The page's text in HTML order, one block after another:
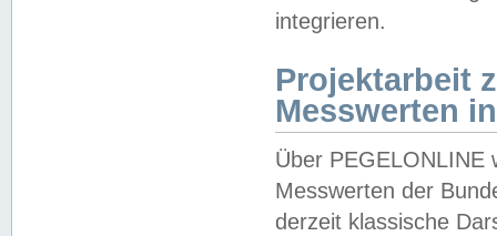
integrieren.
Projektarbeit
Messwerten
Über PEGELONLINE
Messwerten der
derzeit klassische